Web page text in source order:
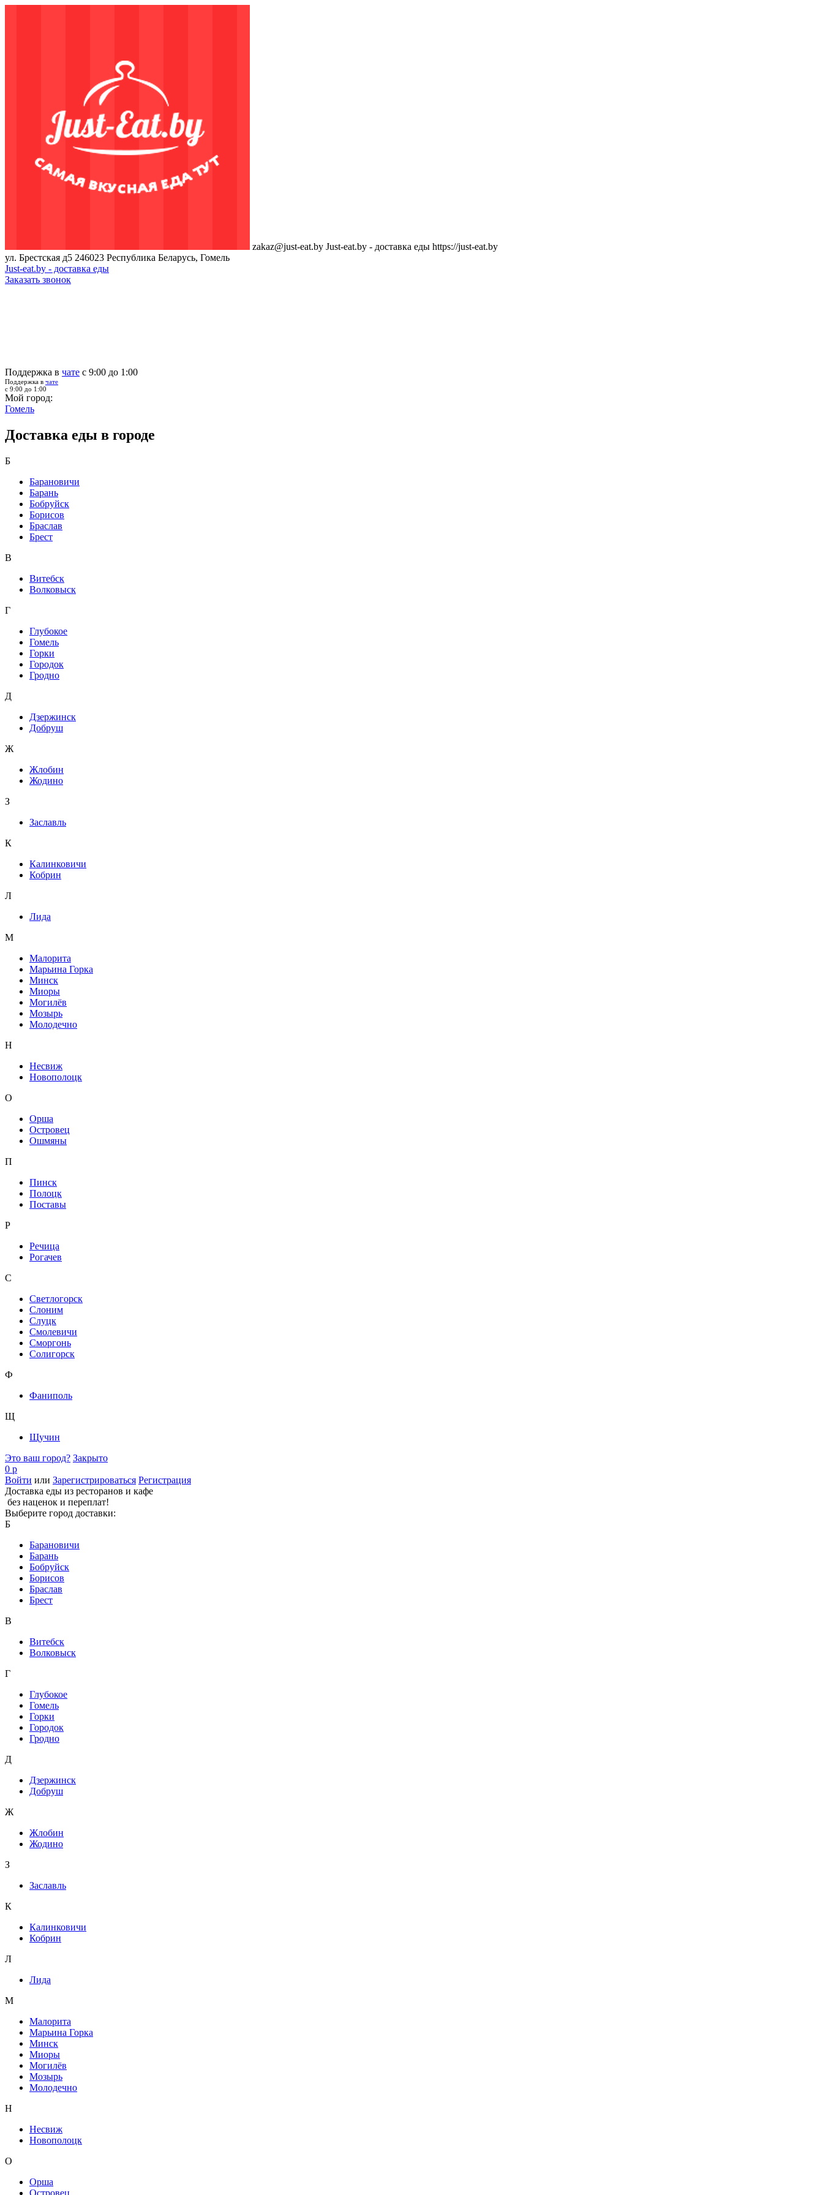
zakaz@just-eat.by Just-eat.by - доставка еды https://just-eat.by
ул. Брестская д5 246023 Республика Беларусь, Гомель
Just-eat.by - доставка еды
Заказать звонок
Поддержка в чате с 9:00 до 1:00
Поддержка в чате
с 9:00 до 1:00
Мой город:
Гомель
Доставка еды в городе
Б
Барановичи
Барань
Бобруйск
Борисов
Браслав
Брест
В
Витебск
Волковыск
Г
Глубокое
Гомель
Горки
Городок
Гродно
Д
Дзержинск
Добруш
Ж
Жлобин
Жодино
З
Заславль
К
Калинковичи
Кобрин
Л
Лида
М
Малорита
Марьина Горка
Минск
Миоры
Могилёв
Мозырь
Молодечно
Н
Несвиж
Новополоцк
О
Орша
Островец
Ошмяны
П
Пинск
Полоцк
Поставы
Р
Речица
Рогачев
С
Светлогорск
Слоним
Слуцк
Смолевичи
Сморгонь
Солигорск
Ф
Фаниполь
Щ
Щучин
Это ваш город? Закрыто
0 р
Войти или Зарегистрироваться Регистрация
Доставка еды из ресторанов и кафе
без наценок и переплат!
Выберите город доставки:
Б
Барановичи
Барань
Бобруйск
Борисов
Браслав
Брест
В
Витебск
Волковыск
Г
Глубокое
Гомель
Горки
Городок
Гродно
Д
Дзержинск
Добруш
Ж
Жлобин
Жодино
З
Заславль
К
Калинковичи
Кобрин
Л
Лида
М
Малорита
Марьина Горка
Минск
Миоры
Могилёв
Мозырь
Молодечно
Н
Несвиж
Новополоцк
О
Орша
Островец